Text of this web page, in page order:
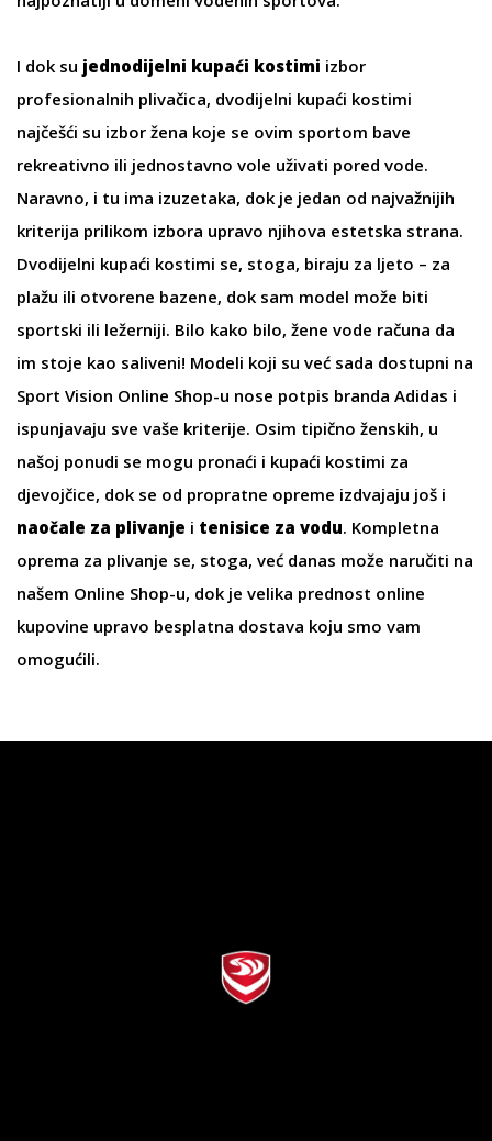
I dok su jednodijelni kupaći kostimi izbor
profesionalnih plivačica, dvodijelni kupaći kostimi
najčešći su izbor žena koje se ovim sportom bave
rekreativno ili jednostavno vole uživati pored vode.
Naravno, i tu ima izuzetaka, dok je jedan od najvažnijih
kriterija prilikom izbora upravo njihova estetska strana.
Dvodijelni kupaći kostimi se, stoga, biraju za ljeto – za
plažu ili otvorene bazene, dok sam model može biti
sportski ili ležerniji. Bilo kako bilo, žene vode računa da
im stoje kao saliveni! Modeli koji su već sada dostupni na
Sport Vision Online Shop-u nose potpis branda Adidas i
ispunjavaju sve vaše kriterije. Osim tipično ženskih, u
našoj ponudi se mogu pronaći i kupaći kostimi za
djevojčice, dok se od propratne opreme izdvajaju još i
naočale za plivanje i tenisice za vodu. Kompletna
oprema za plivanje se, stoga, već danas može naručiti na
našem Online Shop-u, dok je velika prednost online
kupovine upravo besplatna dostava koju smo vam
omogućili.